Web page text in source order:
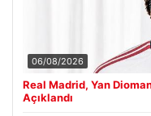
06/08/2026
Real Madrid, Yan
Açıklandı